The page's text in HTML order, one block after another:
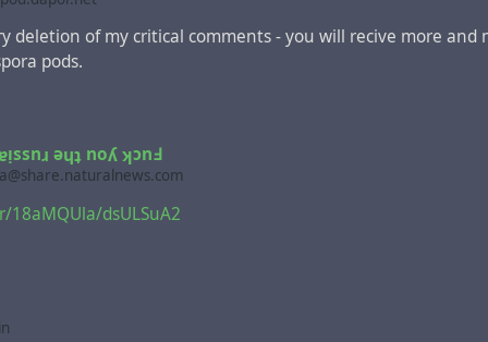
deletion of my critical comments - you will recive more and
pods.
ǝɥʇ noʎ ʞɔnꓞ
dsULSuA2